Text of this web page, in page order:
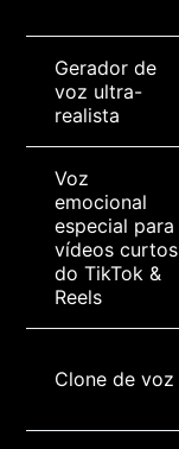
Gerador de
voz ultra-
realista
Voz
emocional
especial para
vídeos curtos
do TikTok &
Reels
Clone de voz